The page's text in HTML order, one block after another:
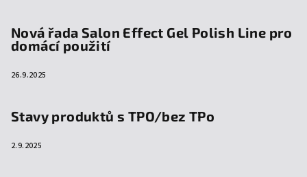
Nová řada Salon Effect Gel Polish Line pro
domácí použití
26.9.2025
Stavy produktů s TPO/bez TPo
2.9.2025